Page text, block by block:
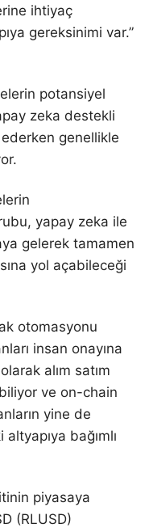
ihtiyaç
gereksinimi var.”
potansiyel
zeka destekli
ederken genellikle
yapay zeka ile
gelerek tamamen
yol açabileceği
otomasyonu
insan onayına
alım satım
ve on-chain
yine de
bağımlı
piyasaya
(RLUSD)